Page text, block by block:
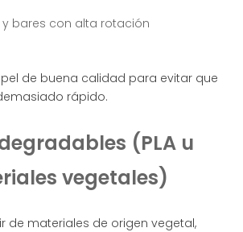
y bares con alta rotación
de buena calidad para evitar que
rápido.
(PLA u
vegetales)
de materiales de origen vegetal,